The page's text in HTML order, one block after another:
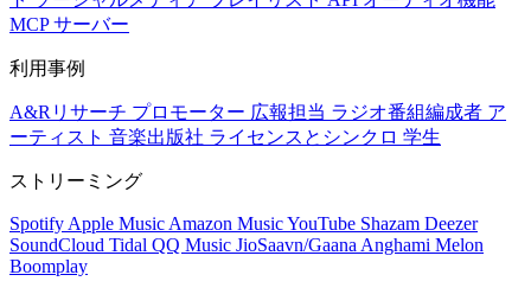
MCP サーバー
利用事例
A&Rリサーチ プロモーター 広報担当 ラジオ番組編成者 ア
ーティスト 音楽出版社 ライセンスとシンクロ 学生
ストリーミング
Spotify Apple Music Amazon MusicYouTube Shazam Deezer
SoundCloud Tidal QQ Music JioSaavn/Gaana Anghami Melon
Boomplay